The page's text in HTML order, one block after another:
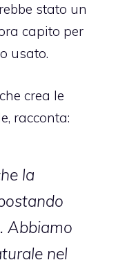
stato un
capito per
usato.
crea le
racconta:
la
Abbiamo
nel